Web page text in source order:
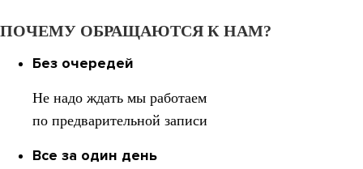
ПОЧЕМУ ОБРАЩАЮТСЯ К НАМ?
Без очередей
Не надо ждать мы работаем
по предварительной записи
Все за один день